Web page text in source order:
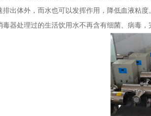
排出体外，而水也可以发挥作用，降低血液粘
毒器处理过的生活饮用水不再含有细菌、病毒，